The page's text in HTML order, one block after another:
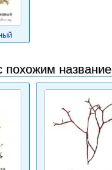
похожим